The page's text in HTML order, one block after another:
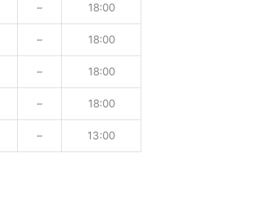
– 18:00
– 18:00
– 18:00
– 18:00
– 13:00